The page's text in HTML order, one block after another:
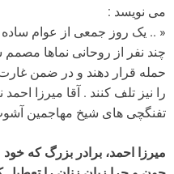
می نویسد :
« .. یک روز جمعی از عوام ساده
چند نفر از روحانی نماها مصمم
حمله قرار دهند و در ضمن غارت
را نیز تلف کنند . آقا میرزا
تفنگچی های شیخ مهاجمین
میرزا احمد، برادر بزرگ که